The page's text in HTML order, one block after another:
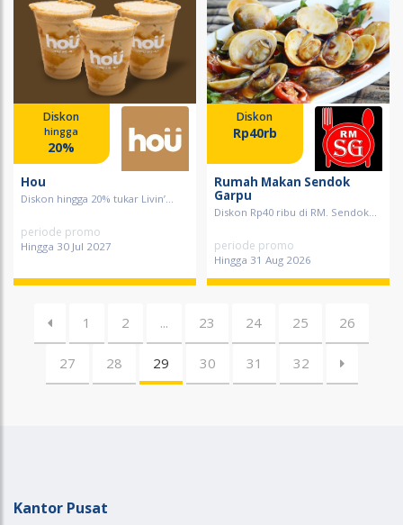
Diskon
hingga
20%
Hou
Diskon hingga 20% tukar Livin’...
periode promo
Hingga 30 Jul 2027
Diskon
Rp40rb
Rumah Makan Sendok
Garpu
Diskon Rp40 ribu di RM. Sendok...
periode promo
Hingga 31 Aug 2026
1 2 ... 23 24 25 26
27 28 29 30 31 32
Kantor Pusat